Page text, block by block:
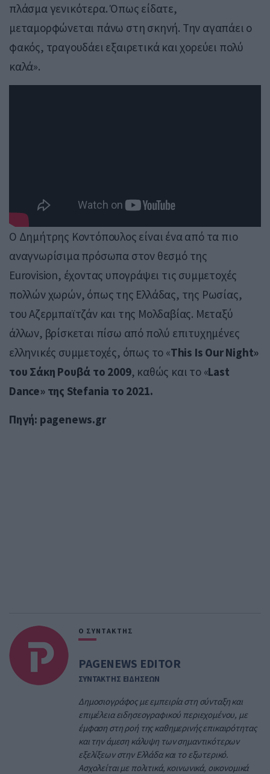
πλάσμα γενικότερα. Όπως είδατε,
μεταμορφώνεται πάνω στη σκηνή. Την αγαπάει ο
φακός, τραγουδάει εξαιρετικά και χορεύει πολύ
καλά».
Ο Δημήτρης Κοντόπουλος είναι ένα από τα πιο
αναγνωρίσιμα πρόσωπα στον θεσμό της
Eurovision, έχοντας υπογράψει τις συμμετοχές
πολλών χωρών, όπως της Ελλάδας, της Ρωσίας,
του Αζερμπαϊτζάν και της Μολδαβίας. Μεταξύ
άλλων, βρίσκεται πίσω από πολύ επιτυχημένες
ελληνικές συμμετοχές, όπως το «This Is Our Night»
του Σάκη Ρουβά το 2009, καθώς και το «Last
Dance» της Stefania το 2021.
Πηγή: pagenews.gr
Ο ΣΥΝΤΑΚΤΗΣ
PAGENEWS EDITOR
ΣΥΝΤΑΚΤΗΣ ΕΙΔΗΣΕΩΝ
Δημοσιογράφος με εμπειρία στη σύνταξη και
επιμέλεια ειδησεογραφικού περιεχομένου, με
έμφαση στη ροή της καθημερινής επικαιρότητας
και την άμεση κάλυψη των σημαντικότερων
εξελίξεων στην Ελλάδα και το εξωτερικό.
Ασχολείται με πολιτικά, κοινωνικά, οικονομικά